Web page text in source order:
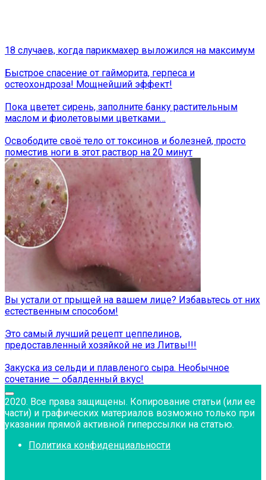
18 случаев, когда парикмахер выложился на максимум
Быстрое спасение от гайморита, герпеса и
остеохондроза! Мощнейший эффект!
Пока цветет сирень, заполните банку растительным
маслом и фиолетовыми цветками…
Освободите своё тело от токсинов и болезней, просто
поместив ноги в этот раствор на 20 минут
Вы устали от прыщей на вашем лице? Избавьтесь от них
естественным способом!
Это самый лучший рецепт цеппелинов,
предоставленный хозяйкой не из Литвы!!!
Закуска из сельди и плавленого сыра. Необычное
сочетание — обалденный вкус!
2020. Все права защищены. Копирование статьи (или ее
части) и графических материалов возможно только при
указании прямой активной гиперссылки на статью.
Политика конфиденциальности